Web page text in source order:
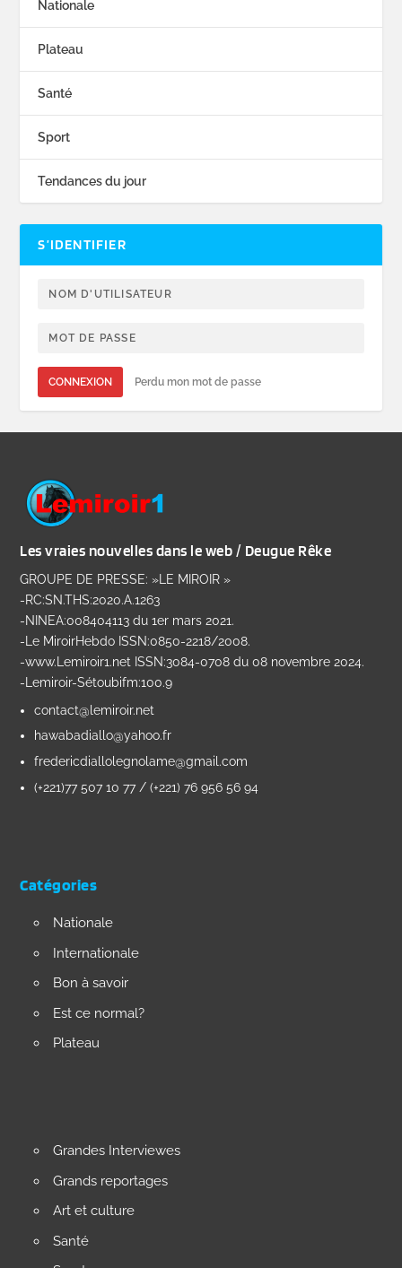
Nationale
Plateau
Santé
Sport
Tendances du jour
S’IDENTIFIER
CONNEXION Perdu mon mot de passe
Les vraies nouvelles dans le web / Deugue Rêke
GROUPE DE PRESSE: »LE MIROIR »
-RC:SN.THS:2020.A.1263
-NINEA:008404113 du 1er mars 2021.
-Le MiroirHebdo ISSN:0850-2218/2008.
-www.Lemiroir1.net ISSN:3084-0708 du 08 novembre 2024.
-Lemiroir-Sétoubifm:100.9
contact@lemiroir.net
hawabadiallo@yahoo.fr
fredericdiallolegnolame@gmail.com
(+221)77 507 10 77 / (+221) 76 956 56 94
Catégories
Nationale
Internationale
Bon à savoir
Est ce normal?
Plateau
Grandes Interviewes
Grands reportages
Art et culture
Santé